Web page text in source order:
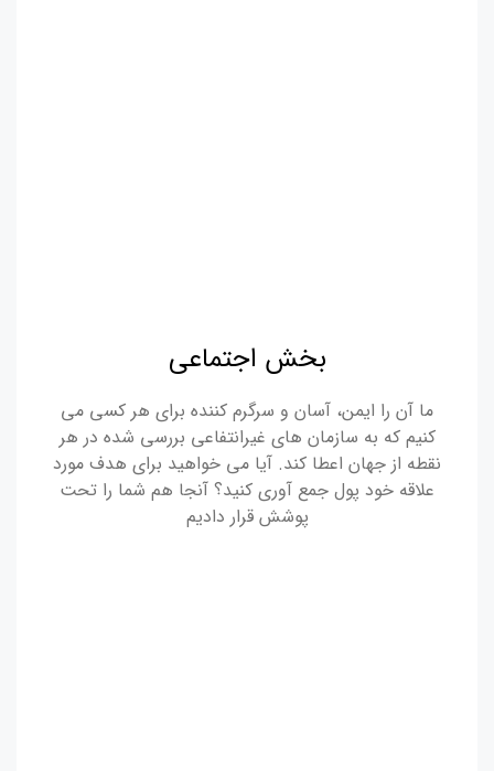
بخش اجتماعی
ما آن را ایمن، آسان و سرگرم کننده برای هر کسی می
کنیم که به سازمان های غیرانتفاعی بررسی شده در هر
نقطه از جهان اعطا کند. آیا می خواهید برای هدف مورد
علاقه خود پول جمع آوری کنید؟ آنجا هم شما را تحت
پوشش قرار دادیم